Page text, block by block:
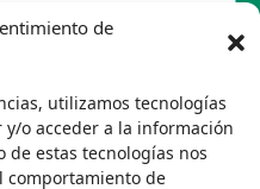
de
utilizamos tecnologías
y/o acceder a la información
estas tecnologías nos
comportamiento de
de Uso
Personales VECOL
y Uso sobre los